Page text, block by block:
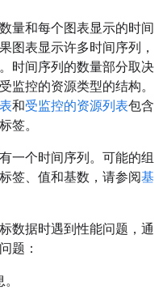
量和每个图表显示的时间
图表显示许多时间序列，
时间序列的数量部分取决
监控的资源类型的结构。
和受监控的资源列表包含
签。
一个时间序列。可能的组
签、值和基数，请参阅基
数据时遇到性能问题，通
题：